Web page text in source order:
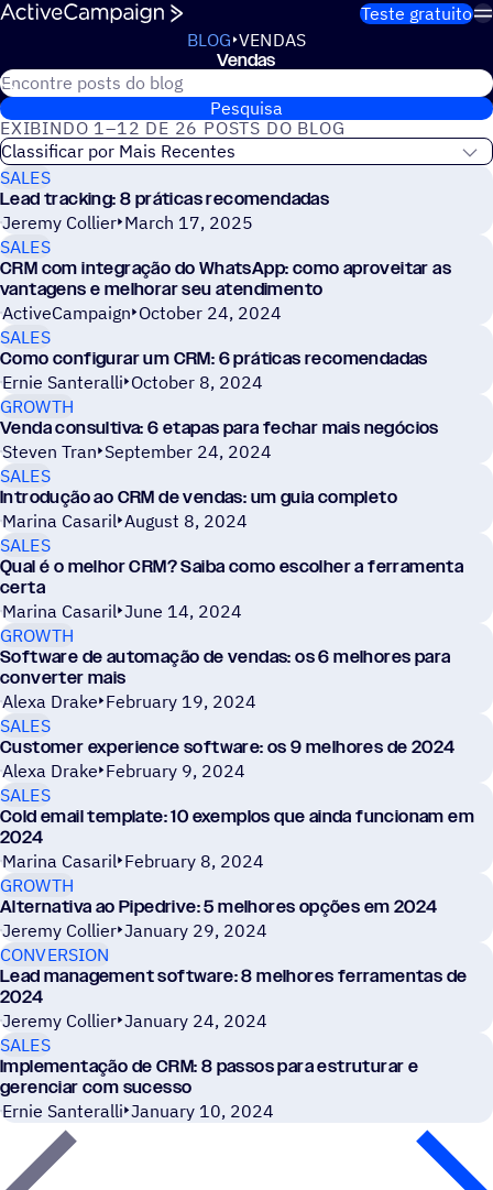
Pular para o conteúdo
Teste gratuito
BLOG VENDAS
Vendas
Pesquisar no Blog da ActiveCampaign
Pesquisa
Vendas
EXIBINDO 1–12 DE 26 POSTS DO BLOG
SALES
Lead tracking: 8 práticas recomendadas
Jeremy Collier March 17, 2025
SALES
CRM com integração do WhatsApp: como aproveitar as
vantagens e melhorar seu atendimento
ActiveCampaign October 24, 2024
SALES
Como configurar um CRM: 6 práticas recomendadas
Ernie Santeralli October 8, 2024
GROWTH
Venda consultiva: 6 etapas para fechar mais negócios
Steven Tran September 24, 2024
SALES
Introdução ao CRM de vendas: um guia completo
Marina Casaril August 8, 2024
SALES
Qual é o melhor CRM? Saiba como escolher a ferramenta
certa
Marina Casaril June 14, 2024
GROWTH
Software de automação de vendas: os 6 melhores para
converter mais
Alexa Drake February 19, 2024
SALES
Customer experience software: os 9 melhores de 2024
Alexa Drake February 9, 2024
SALES
Cold email template: 10 exemplos que ainda funcionam em
2024
Marina Casaril February 8, 2024
GROWTH
Alternativa ao Pipedrive: 5 melhores opções em 2024
Jeremy Collier January 29, 2024
CONVERSION
Lead management software: 8 melhores ferramentas de
2024
Jeremy Collier January 24, 2024
SALES
Implementação de CRM: 8 passos para estruturar e
gerenciar com sucesso
Ernie Santeralli January 10, 2024